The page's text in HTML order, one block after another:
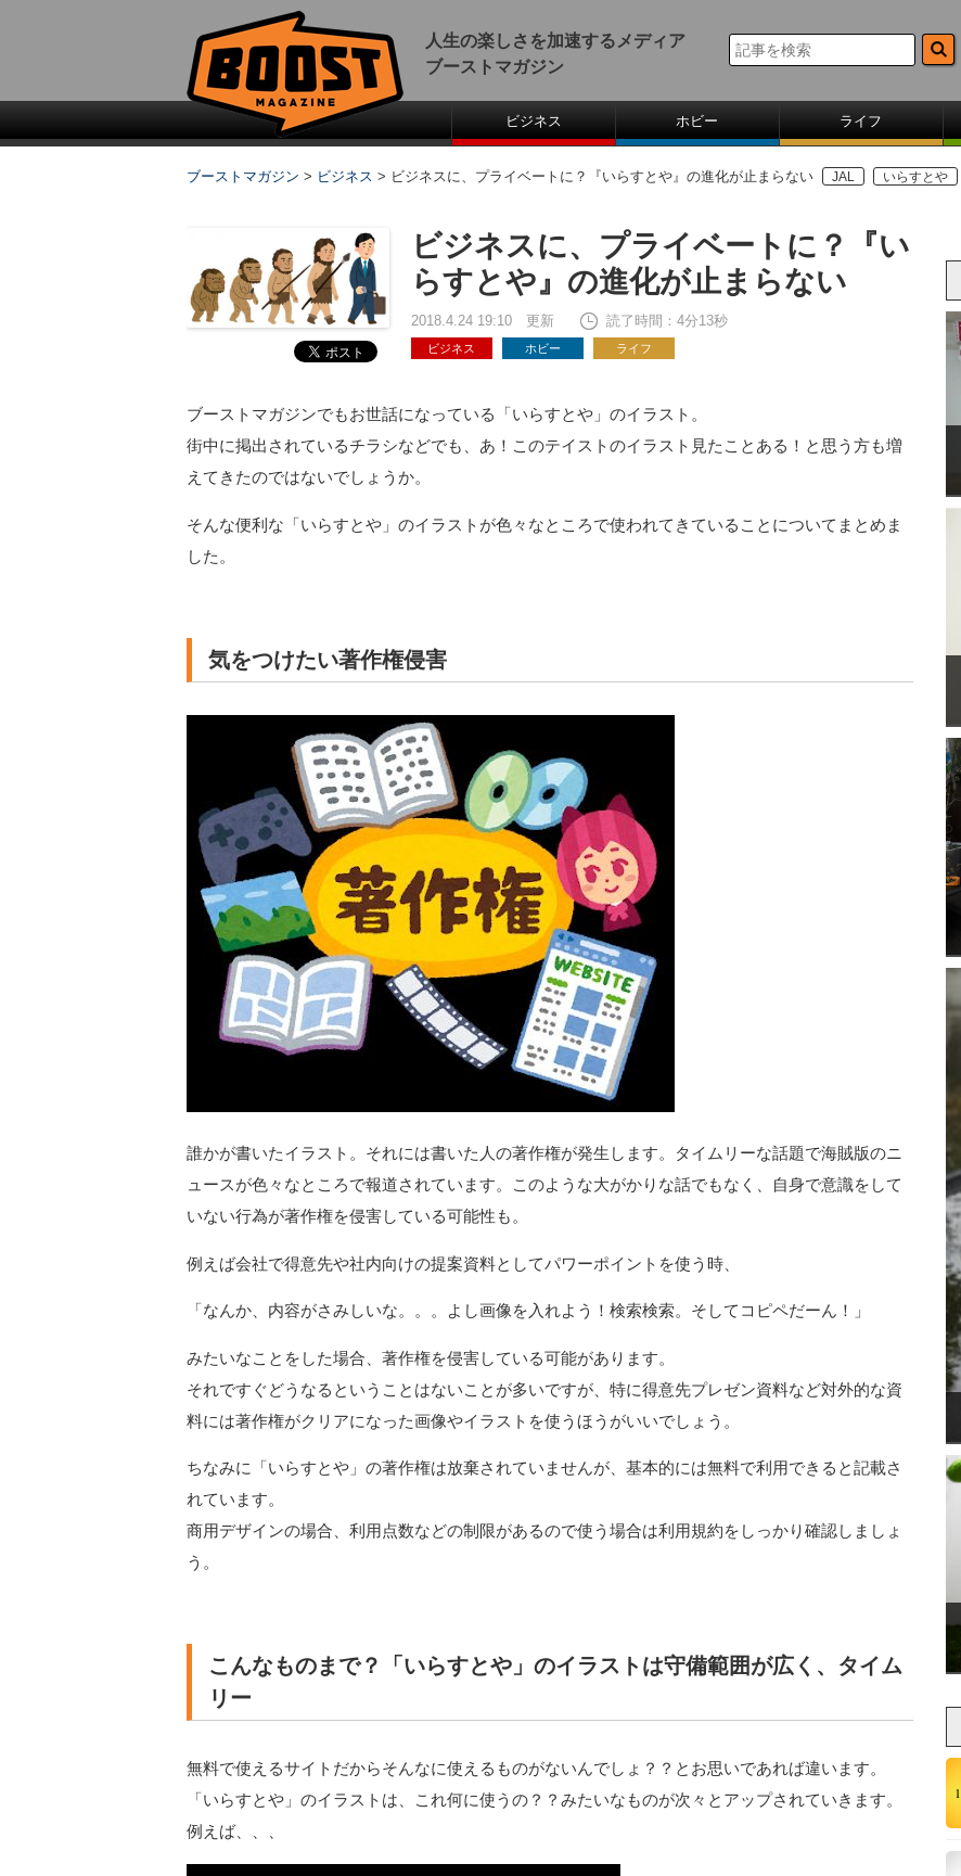
人生の楽しさを加速するメディア
ブーストマガジン
ビジネス ホビー ライフ
ブーストマガジン > ビジネス > ビジネスに、プライベートに？『いらすとや』の進化が止まらない JAL いらすとや
ビジネスに、プライベートに？『い
らすとや』の進化が止まらない
2018.4.24 19:10 更新 読了時間：4分13秒
ビジネス ホビー ライフ
ブーストマガジンでもお世話になっている「いらすとや」のイラスト。
街中に掲出されているチラシなどでも、あ！このテイストのイラスト見たことある！と思う方も増
えてきたのではないでしょうか。
そんな便利な「いらすとや」のイラストが色々なところで使われてきていることについてまとめま
した。
気をつけたい著作権侵害
誰かが書いたイラスト。それには書いた人の著作権が発生します。タイムリーな話題で海賊版のニ
ュースが色々なところで報道されています。このような大がかりな話でもなく、自身で意識をして
いない行為が著作権を侵害している可能性も。
例えば会社で得意先や社内向けの提案資料としてパワーポイントを使う時、
「なんか、内容がさみしいな。。。よし画像を入れよう！検索検索。そしてコピペだーん！」
みたいなことをした場合、著作権を侵害している可能があります。
それですぐどうなるということはないことが多いですが、特に得意先プレゼン資料など対外的な資
料には著作権がクリアになった画像やイラストを使うほうがいいでしょう。
ちなみに「いらすとや」の著作権は放棄されていませんが、基本的には無料で利用できると記載さ
れています。
商用デザインの場合、利用点数などの制限があるので使う場合は利用規約をしっかり確認しましょ
う。
こんなものまで？「いらすとや」のイラストは守備範囲が広く、タイム
リー
無料で使えるサイトだからそんなに使えるものがないんでしょ？？とお思いであれば違います。
「いらすとや」のイラストは、これ何に使うの？？みたいなものが次々とアップされていきます。
例えば、、、
1